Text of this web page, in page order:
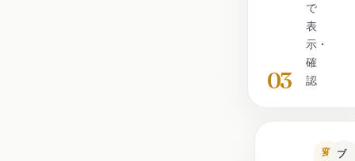
03
で
表
示・
確
認
変
ブ